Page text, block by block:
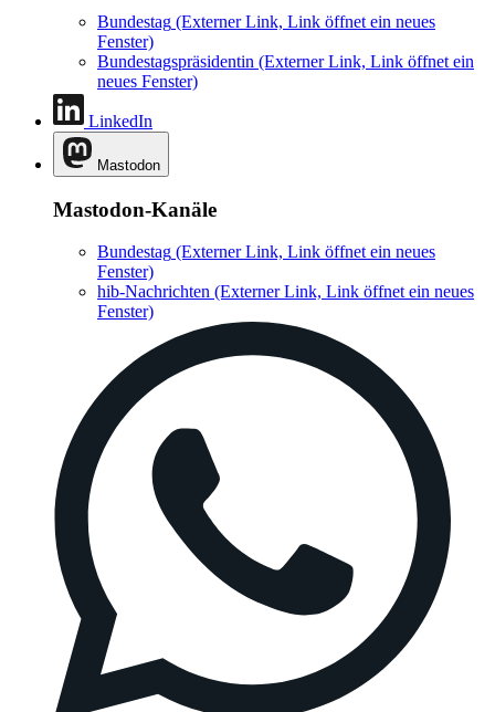
Bundestag (Externer Link, Link öffnet ein neues
Fenster)
Bundestagspräsidentin (Externer Link, Link öffnet ein
neues Fenster)
LinkedIn
Mastodon
Mastodon-Kanäle
Bundestag (Externer Link, Link öffnet ein neues
Fenster)
hib-Nachrichten (Externer Link, Link öffnet ein neues
Fenster)